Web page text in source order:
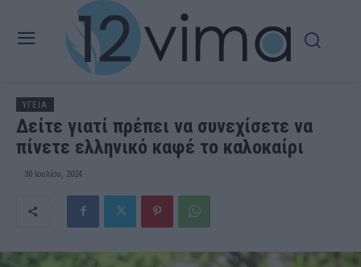
ΥΓΕΙΑ
Δείτε γιατί πρέπει να συνεχίσετε να
πίνετε ελληνικό καφέ το καλοκαίρι
30 Ιουλίου, 2024